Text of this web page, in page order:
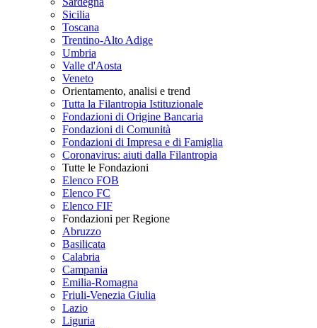
Sicilia
Toscana
Trentino-Alto Adige
Umbria
Valle d'Aosta
Veneto
Orientamento, analisi e trend
Tutta la Filantropia Istituzionale
Fondazioni di Origine Bancaria
Fondazioni di Comunità
Fondazioni di Impresa e di Famiglia
Coronavirus: aiuti dalla Filantropia
Tutte le Fondazioni
Elenco FOB
Elenco FC
Elenco FIF
Fondazioni per Regione
Abruzzo
Basilicata
Calabria
Campania
Emilia-Romagna
Friuli-Venezia Giulia
Lazio
Liguria